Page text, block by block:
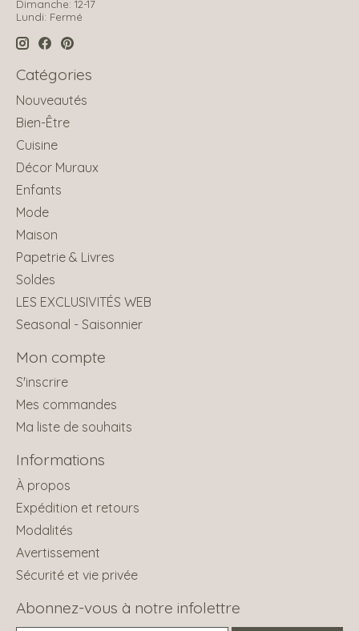
Dimanche: 12-17
Lundi: Fermé
Catégories
Nouveautés
Bien-Être
Cuisine
Décor Muraux
Enfants
Mode
Maison
Papetrie & Livres
Soldes
LES EXCLUSIVITÉS WEB
Seasonal - Saisonnier
Mon compte
S'inscrire
Mes commandes
Ma liste de souhaits
Informations
À propos
Expédition et retours
Modalités
Avertissement
Sécurité et vie privée
Abonnez-vous à notre infolettre